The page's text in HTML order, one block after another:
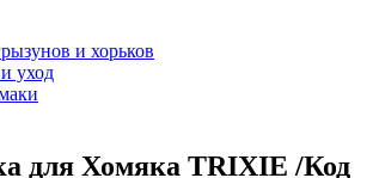
и хорьков
уход
для Хомяка TRIXIE /Код